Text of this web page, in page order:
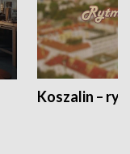
Koszalin –